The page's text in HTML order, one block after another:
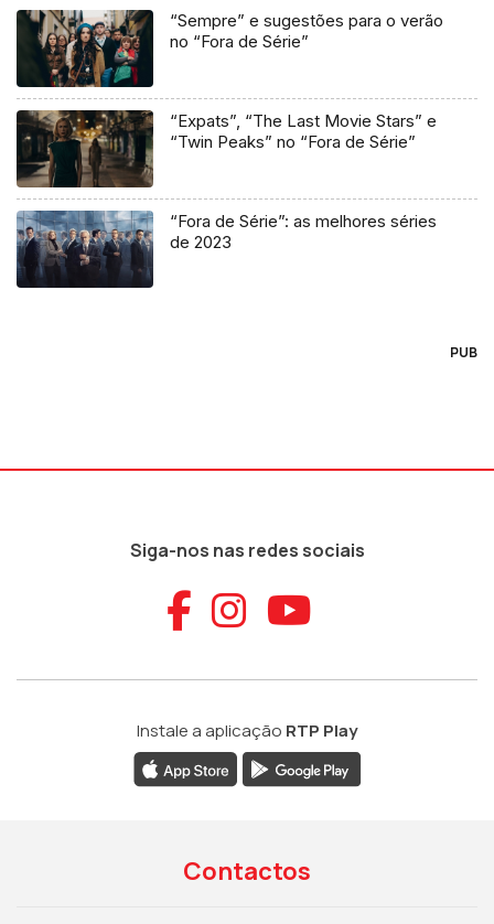
“Sempre” e sugestões para o verão
no “Fora de Série”
“Expats”, “The Last Movie Stars” e
“Twin Peaks” no “Fora de Série”
“Fora de Série”: as melhores séries
de 2023
PUB
Siga-nos nas redes sociais
Aceder ao
Aceder ao
Aceder
Instale a aplicação RTP Play
Contactos